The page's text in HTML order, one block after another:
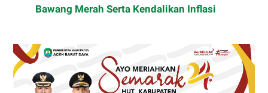
Bawang Merah Serta Kendalikan Inflasi